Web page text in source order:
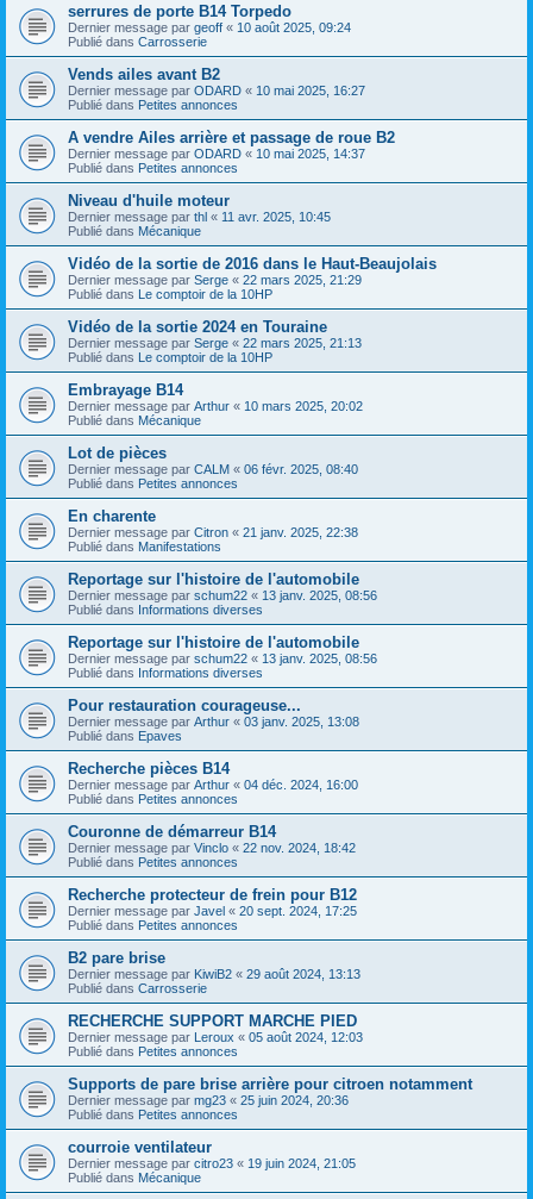
serrures de porte B14 Torpedo
Dernier message par geoff « 10 août 2025, 09:24
Publié dans Carrosserie
Vends ailes avant B2
Dernier message par ODARD « 10 mai 2025, 16:27
Publié dans Petites annonces
A vendre Ailes arrière et passage de roue B2
Dernier message par ODARD « 10 mai 2025, 14:37
Publié dans Petites annonces
Niveau d'huile moteur
Dernier message par thl « 11 avr. 2025, 10:45
Publié dans Mécanique
Vidéo de la sortie de 2016 dans le Haut-Beaujolais
Dernier message par Serge « 22 mars 2025, 21:29
Publié dans Le comptoir de la 10HP
Vidéo de la sortie 2024 en Touraine
Dernier message par Serge « 22 mars 2025, 21:13
Publié dans Le comptoir de la 10HP
Embrayage B14
Dernier message par Arthur « 10 mars 2025, 20:02
Publié dans Mécanique
Lot de pièces
Dernier message par CALM « 06 févr. 2025, 08:40
Publié dans Petites annonces
En charente
Dernier message par Citron « 21 janv. 2025, 22:38
Publié dans Manifestations
Reportage sur l'histoire de l'automobile
Dernier message par schum22 « 13 janv. 2025, 08:56
Publié dans Informations diverses
Reportage sur l'histoire de l'automobile
Dernier message par schum22 « 13 janv. 2025, 08:56
Publié dans Informations diverses
Pour restauration courageuse...
Dernier message par Arthur « 03 janv. 2025, 13:08
Publié dans Epaves
Recherche pièces B14
Dernier message par Arthur « 04 déc. 2024, 16:00
Publié dans Petites annonces
Couronne de démarreur B14
Dernier message par Vinclo « 22 nov. 2024, 18:42
Publié dans Petites annonces
Recherche protecteur de frein pour B12
Dernier message par Javel « 20 sept. 2024, 17:25
Publié dans Petites annonces
B2 pare brise
Dernier message par KiwiB2 « 29 août 2024, 13:13
Publié dans Carrosserie
RECHERCHE SUPPORT MARCHE PIED
Dernier message par Leroux « 05 août 2024, 12:03
Publié dans Petites annonces
Supports de pare brise arrière pour citroen notamment
Dernier message par mg23 « 25 juin 2024, 20:36
Publié dans Petites annonces
courroie ventilateur
Dernier message par citro23 « 19 juin 2024, 21:05
Publié dans Mécanique